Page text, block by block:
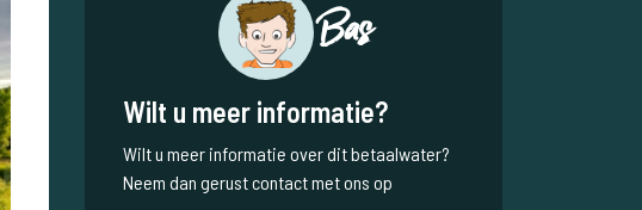
Bas
Wilt u meer informatie?
Wilt u meer informatie over dit betaalwater?
Neem dan gerust contact met ons op